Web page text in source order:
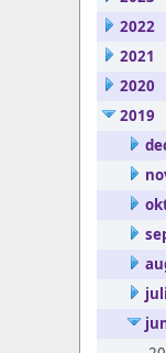
2022
2021
2020
2019